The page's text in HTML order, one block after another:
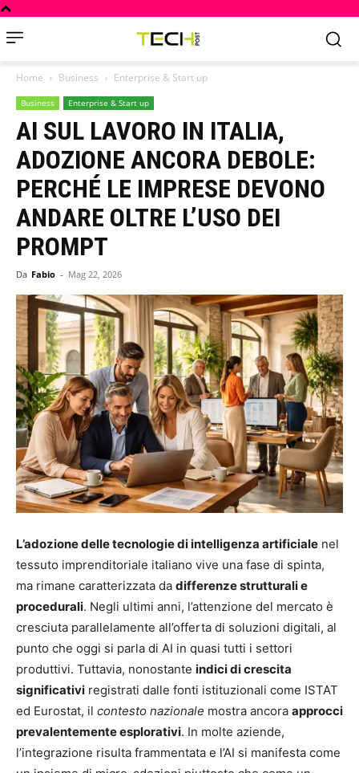
Home Business Enterprise & Start up
Business Enterprise & Start up
AI SUL LAVORO IN ITALIA,
ADOZIONE ANCORA DEBOLE:
PERCHÉ LE IMPRESE DEVONO
ANDARE OLTRE L’USO DEI
PROMPT
Da Fabio - Mag 22, 2026
L’adozione delle tecnologie di intelligenza artificiale nel
tessuto imprenditoriale italiano vive una fase di spinta,
ma rimane caratterizzata da differenze strutturali e
procedurali. Negli ultimi anni, l’attenzione del mercato è
cresciuta parallelamente all’offerta di soluzioni digitali, al
punto che oggi si parla di AI in quasi tutti i settori
produttivi. Tuttavia, nonostante indici di crescita
significativi registrati dalle fonti istituzionali come ISTAT
ed Eurostat, il contesto nazionale mostra ancora approcci
prevalentemente esplorativi. In molte aziende,
l’integrazione risulta frammentata e l’AI si manifesta come